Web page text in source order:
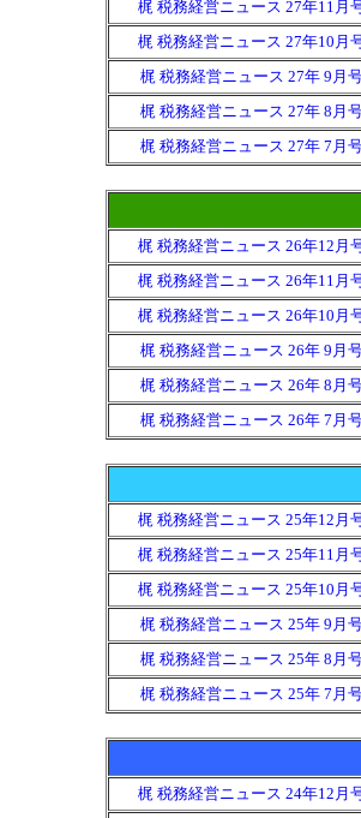
梶 税務経営ニュース 27年11月
梶 税務経営ニュース 27年10月
梶 税務経営ニュース 27年 9月
梶 税務経営ニュース 27年 8月
梶 税務経営ニュース 27年 7月
梶 税務経営ニュース 26年12月
梶 税務経営ニュース 26年11月
梶 税務経営ニュース 26年10月
梶 税務経営ニュース 26年 9月
梶 税務経営ニュース 26年 8月
梶 税務経営ニュース 26年 7月
梶 税務経営ニュース 25年12月
梶 税務経営ニュース 25年11月
梶 税務経営ニュース 25年10月
梶 税務経営ニュース 25年 9月
梶 税務経営ニュース 25年 8月
梶 税務経営ニュース 25年 7月
梶 税務経営ニュース 24年12月